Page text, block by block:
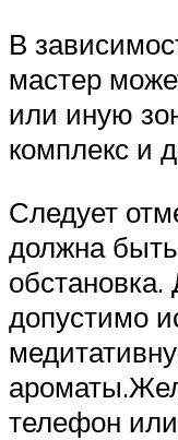
В
мастер
или иную
комплекс и
Следует
должна
допустимо
телефон